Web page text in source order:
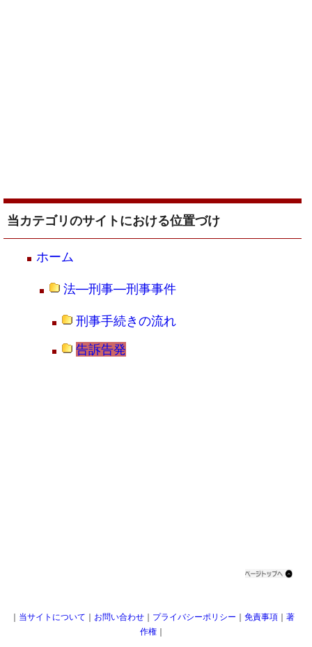
当カテゴリのサイトにおける位置づけ
ホーム
法―刑事―刑事事件
刑事手続きの流れ
告訴告発
｜ 当サイトについて ｜ お問い合わせ ｜ プライバシーポリシー ｜ 免責事項 ｜ 著
作権 ｜